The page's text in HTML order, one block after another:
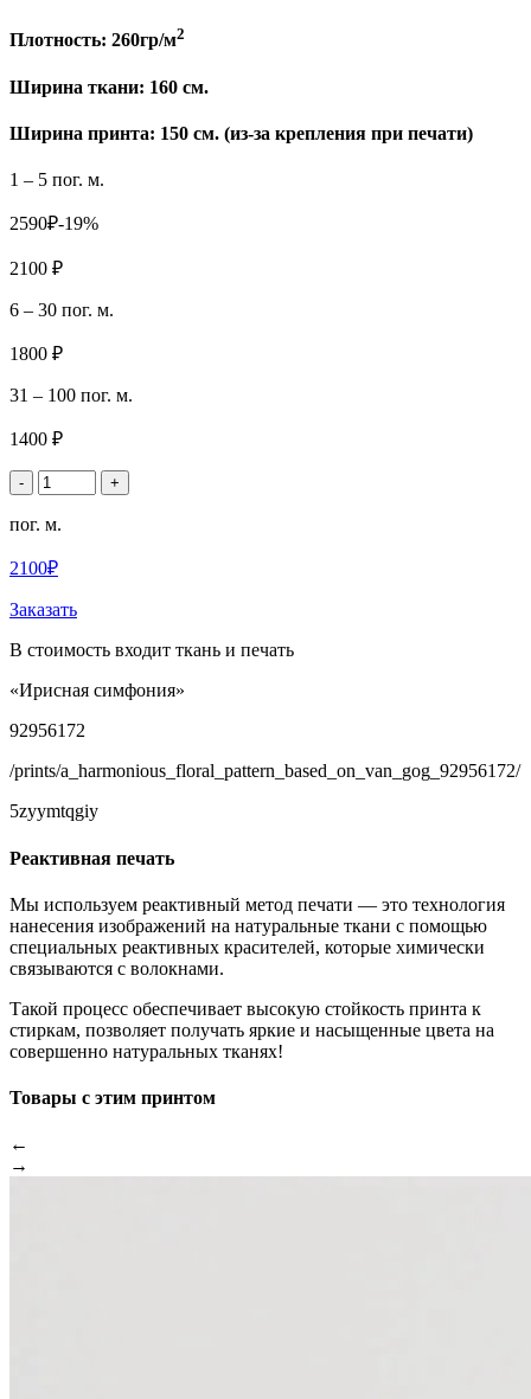
Плотность: 260гр/м2
Ширина ткани: 160 см.
Ширина принта: 150 см. (из-за крепления при печати)
1 – 5 пог. м.
2590₽-19%
2100 ₽
6 – 30 пог. м.
1800 ₽
31 – 100 пог. м.
1400 ₽
- +
пог. м.
2100₽
Заказать
В стоимость входит ткань и печать
«Ирисная симфония»
92956172
/prints/a_harmonious_floral_pattern_based_on_van_gog_92956172/
5zyymtqgiy
Реактивная печать
Мы используем реактивный метод печати — это технология
нанесения изображений на натуральные ткани с помощью
специальных реактивных красителей, которые химически
связываются с волокнами.
Такой процесс обеспечивает высокую стойкость принта к
стиркам, позволяет получать яркие и насыщенные цвета на
совершенно натуральных тканях!
Товары с этим принтом
←
→